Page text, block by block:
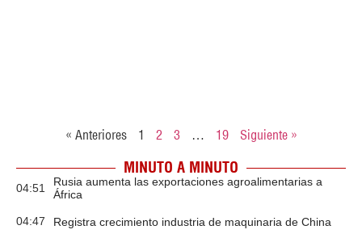
« Anteriores 1 2 3 … 19 Siguiente »
MINUTO A MINUTO
04:51
Rusia aumenta las exportaciones agroalimentarias a
África
04:47 Registra crecimiento industria de maquinaria de China